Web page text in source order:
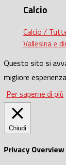
Calcio
Calcio /
Vallesina e
Questo sito si
migliore
Per saperne di più
Chiudi
Privacy Overview